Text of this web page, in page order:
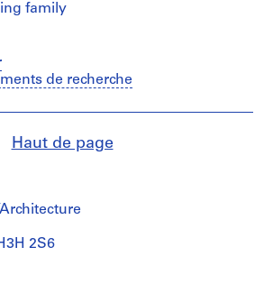
family
de recherche
Haut de page
2S6